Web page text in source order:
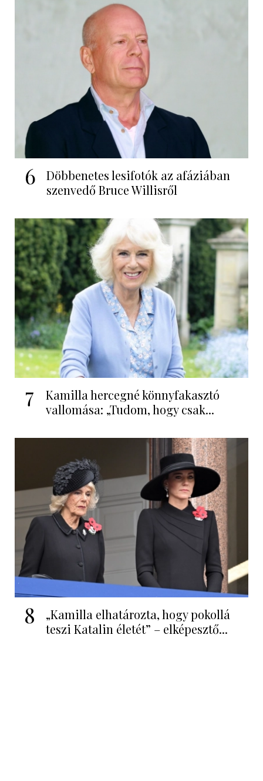
6
Döbbenetes lesifotók az afáziában
szenvedő Bruce Willisről
7
Kamilla hercegné könnyfakasztó
vallomása: „Tudom, hogy csak...
8
„Kamilla elhatározta, hogy pokollá
teszi Katalin életét” – elképesztő...